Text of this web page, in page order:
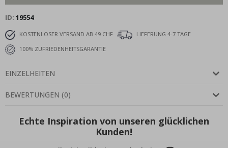
ID 19554
KOSTENLOSER VERSAND AB 49 CHF
LIEFERUNG 4-7 TAGE
100% ZUFRIEDENHEITSGARANTIE
EINZELHEITEN
BEWERTUNGEN (0)
Echte Inspiration von unseren glücklichen
Kunden!